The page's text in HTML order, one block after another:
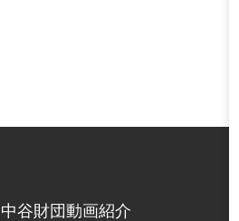
中谷財団動画紹介